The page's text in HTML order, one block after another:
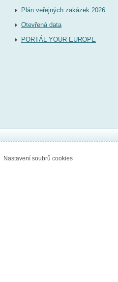
Plán veřejných zakázek 2026
Otevřená data
PORTÁL YOUR EUROPE
Nastavení soubrů cookies